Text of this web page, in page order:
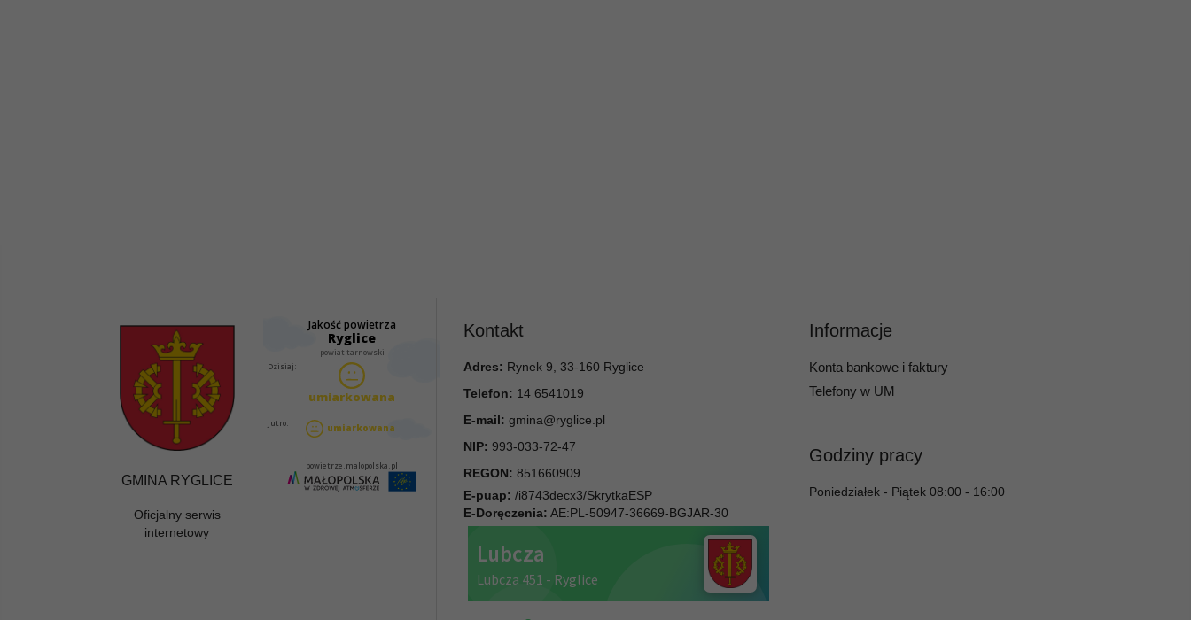
GMINA RYGLICE
Oficjalny serwis
internetowy
Kontakt
Adres: Rynek 9, 33-160 Ryglice
Telefon: 14 6541019
E-mail: gmina@ryglice.pl
NIP: 993-033-72-47
REGON: 851660909
E-puap: /i8743decx3/SkrytkaESP
E-Doręczenia: AE:PL-50947-36669-BGJAR-30
Informacje
Konta bankowe i faktury
Telefony w UM
Godziny pracy
Poniedziałek - Piątek 08:00 - 16:00